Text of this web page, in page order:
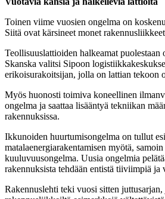
Toinen viime vuosien ongelma on
Siitä ovat kärsineet monet
Teollisuuslattioiden halkeamat puolestaan
Skanska valitsi Sipoon
erikoisurakoitsijan, jolla on lattian tekoon
Myös huonosti toimiva koneellinen
ongelma ja saattaa lisääntyä tekniikan
rakennuksissa.
Ikkunoiden huurtumisongelma on tullut
matalaenergiarakentamisen myötä,
kuuluvuusongelma. Uusia ongelmia
rakennuksista tehdään entistä tiiviimpiä ja
Rakennuslehti teki vuosi sitten